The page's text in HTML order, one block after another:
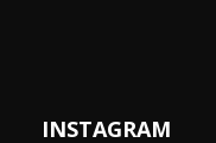
INSTAGRAM